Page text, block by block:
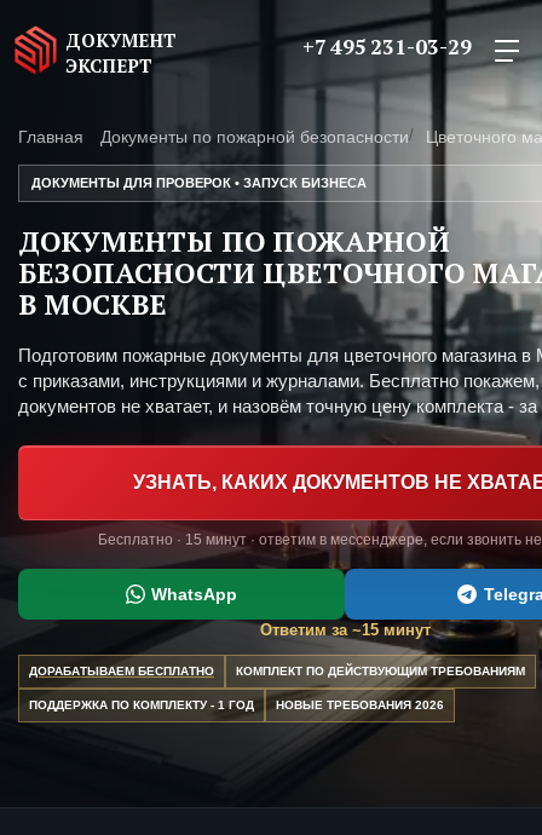
ДОКУМЕНТ
ЭКСПЕРТ
+7 495 231-03-29
Главная Документы по пожарной безопасности Цветочного
ДОКУМЕНТЫ ДЛЯ ПРОВЕРОК • ЗАПУСК БИЗНЕСА
ДОКУМЕНТЫ ПО ПОЖАРНОЙ
БЕЗОПАСНОСТИ ЦВЕТОЧНОГО
В МОСКВЕ
Подготовим пожарные документы для цветочного магазина в
с приказами, инструкциями и журналами. Бесплатно покажем,
документов не хватает, и назовём точную цену комплекта - за
УЗНАТЬ, КАКИХ ДОКУМЕНТОВ НЕ
Бесплатно · 15 минут · ответим в мессенджере, если звонить
WhatsApp
Ответим за ~15 минут
ДОРАБАТЫВАЕМ БЕСПЛАТНО КОМПЛЕКТ ПО ДЕЙСТВУЮЩИМ ТРЕБОВАНИЯМ
ПОДДЕРЖКА ПО КОМПЛЕКТУ - 1 ГОД НОВЫЕ ТРЕБОВАНИЯ 2026